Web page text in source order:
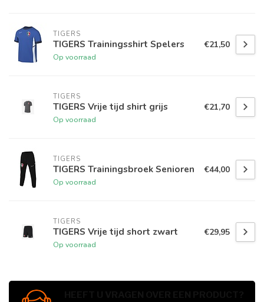
TIGERS
TIGERS Trainingsshirt Spelers
Op voorraad
€21,50
TIGERS
TIGERS Vrije tijd shirt grijs
Op voorraad
€21,70
TIGERS
TIGERS Trainingsbroek Senioren
Op voorraad
€44,00
TIGERS
TIGERS Vrije tijd short zwart
Op voorraad
€29,95